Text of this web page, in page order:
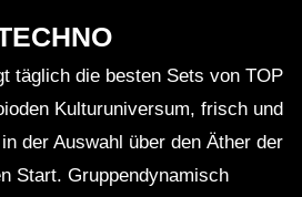
täglich die besten Sets von TOP
Kulturuniversum, frisch und
der Auswahl über den Äther der
Start. Gruppendynamisch